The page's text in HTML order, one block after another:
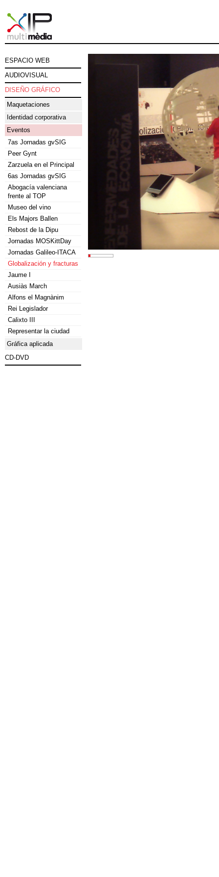
ESPACIO WEB
AUDIOVISUAL
DISEÑO GRÁFICO
Maquetaciones
Identidad corporativa
Eventos
7as Jornadas gvSIG
Peer Gynt
Zarzuela en el Principal
6as Jornadas gvSIG
Abogacía valenciana
frente al TOP
Museo del vino
Els Majors Ballen
Rebost de la Dipu
Jornadas MOSKittDay
Jornadas Galileo-ITACA
Globalización y fracturas
Jaume I
Ausiàs March
Alfons el Magnànim
Rei Legislador
Calixto III
Representar la ciudad
Gráfica aplicada
CD-DVD